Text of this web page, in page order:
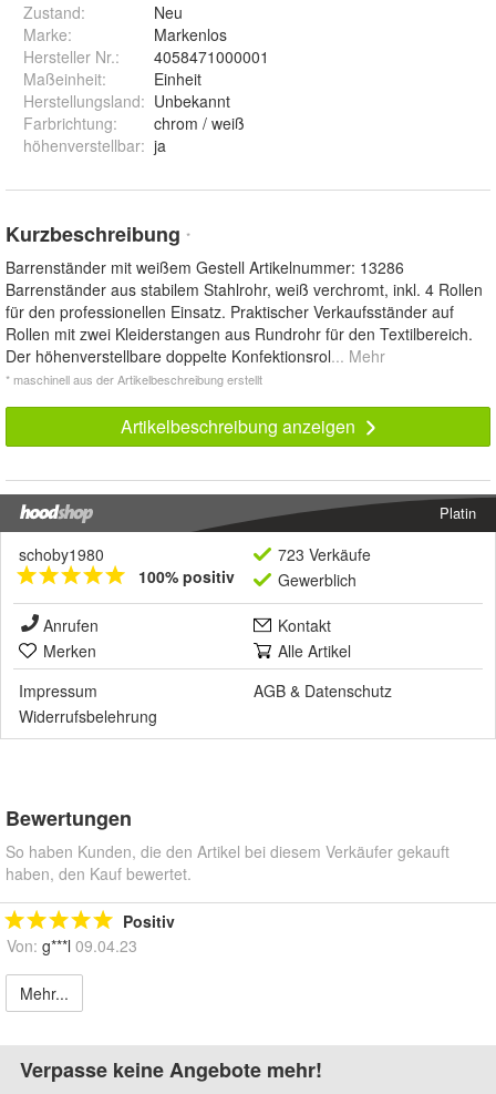
Zustand:
Neu
Marke:
Markenlos
Hersteller Nr.:
4058471000001
Maßeinheit:
Einheit
Herstellungsland: Unbekannt
Farbrichtung:
chrom / weiß
höhenverstellbar: ja
Kurzbeschreibung *
Barrenständer mit weißem Gestell Artikelnummer: 13286
Barrenständer aus stabilem Stahlrohr, weiß verchromt, inkl. 4 Rollen
für den professionellen Einsatz. Praktischer Verkaufsständer auf
Rollen mit zwei Kleiderstangen aus Rundrohr für den Textilbereich.
Der höhenverstellbare doppelte Konfektionsrol... Mehr
* maschinell aus der Artikelbeschreibung erstellt
Artikelbeschreibung anzeigen
Platin
schoby1980
100% positiv
723 Verkäufe
Gewerblich
Anrufen
Kontakt
Merken
Alle Artikel
Impressum
AGB & Datenschutz
Widerrufsbelehrung
Bewertungen
So haben Kunden, die den Artikel bei diesem Verkäufer gekauft
haben, den Kauf bewertet.
Positiv
Von: g***l 09.04.23
Mehr...
Verpasse keine Angebote mehr!